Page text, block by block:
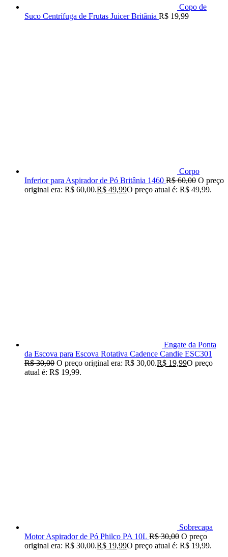
Copo de
Suco Centrífuga de Frutas Juicer Britânia R$ 19,99
Corpo
Inferior para Aspirador de Pó Britânia 1460 R$60,00 O preço
original era: R$ 60,00.R$ 49,99O preço atual é: R$ 49,99.
Engate da Ponta
da Escova para Escova Rotativa Cadence Candie ESC301
R$30,00 O preço original era: R$ 30,00.R$ 19,99O preço
atual é: R$ 19,99.
Sobrecapa
Motor Aspirador de Pó Philco PA 10L R$30,00 O preço
original era: R$ 30,00.R$ 19,99O preço atual é: R$ 19,99.